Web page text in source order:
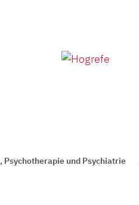
Psychotherapie und Psychiatrie